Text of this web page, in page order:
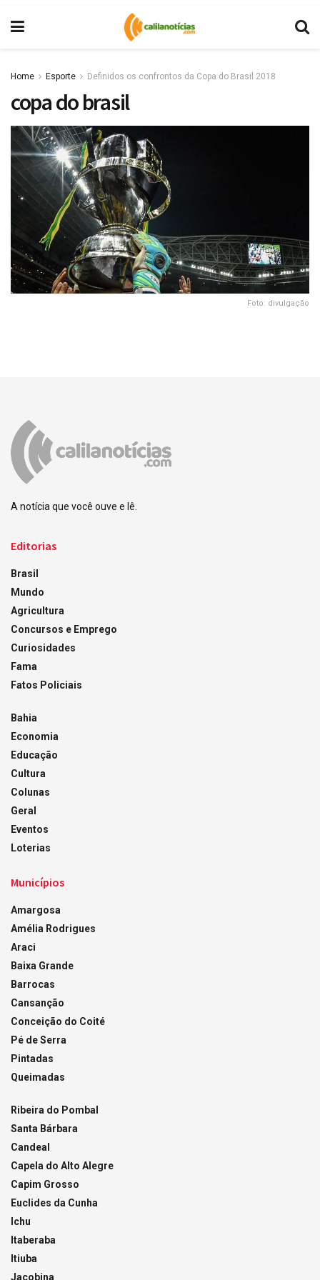
Home Esporte Definidos os confrontos da Copa do Brasil 2018
copa do brasil
Foto: divulgação
A notícia que você ouve e lê.
Editorias
Brasil
Mundo
Agricultura
Concursos e Emprego
Curiosidades
Fama
Fatos Policiais
Bahia
Economia
Educação
Cultura
Colunas
Geral
Eventos
Loterias
Municípios
Amargosa
Amélia Rodrigues
Araci
Baixa Grande
Barrocas
Cansanção
Conceição do Coité
Pé de Serra
Pintadas
Queimadas
Ribeira do Pombal
Santa Bárbara
Candeal
Capela do Alto Alegre
Capim Grosso
Euclides da Cunha
Ichu
Itaberaba
Itiuba
Jacobina